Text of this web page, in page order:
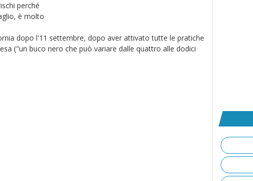
perché
è molto
dopo l'11 settembre, dopo aver attivato tutte le pratiche
("un buco nero che può variare dalle quattro alle dodici